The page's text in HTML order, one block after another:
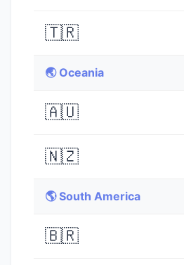
🇹🇷
🌏 Oceania
🇦🇺
🇳🇿
🌎 South America
🇧🇷